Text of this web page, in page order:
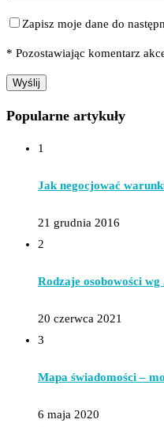
Zapisz moje dane do
* Pozostawiając komentarz
Popularne artykuły
1
Jak negocjować
21 grudnia 2016
2
Rodzaje osobowości
20 czerwca 2021
3
Mapa świadomości –
6 maja 2020